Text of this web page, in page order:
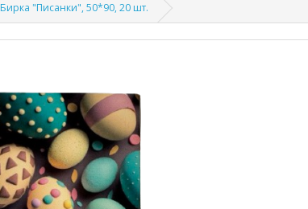
Бирка "Писанки", 50*90, 20 шт.